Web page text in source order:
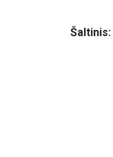
Šaltinis: